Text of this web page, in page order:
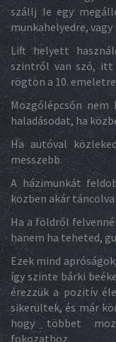
szállj le egy
munkahelyedre, vagy
Lift helyett
szintről van szó, itt
rögtön a 10.
Mozgólépcsőn nem
haladásodat, ha
Ha autóval
messzebb.
A házimunkát
közben akár
Ha a földről
hanem ha teheted,
Ezek mind
így szinte bárki
érezzük a pozitív
sikerültek, és már
hogy többet
fokozathoz.